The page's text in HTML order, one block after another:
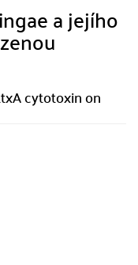
a jejího
cytotoxin on